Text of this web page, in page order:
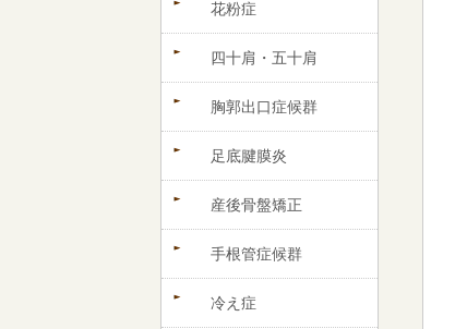
花粉症
四十肩・五十肩
胸郭出口症候群
足底腱膜炎
産後骨盤矯正
手根管症候群
冷え症